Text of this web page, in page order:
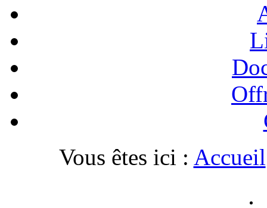
Vous êtes ici : Accueil